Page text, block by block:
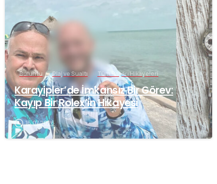
Buluntu Plaj ve Sualtı Tüm Başarı Hikayeleri
Karayipler’de İmkansız Bir Görev:
Kayıp Bir Rolex’in Hikayesi
16.07.2026